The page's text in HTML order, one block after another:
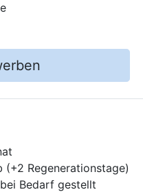
(+2 Regenerationstage)
Bedarf gestellt